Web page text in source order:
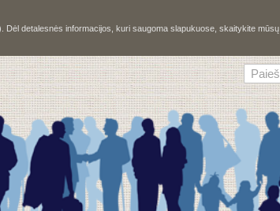
detalesnės informacijos, kuri saugoma slapukuose, skaitykite mūsų